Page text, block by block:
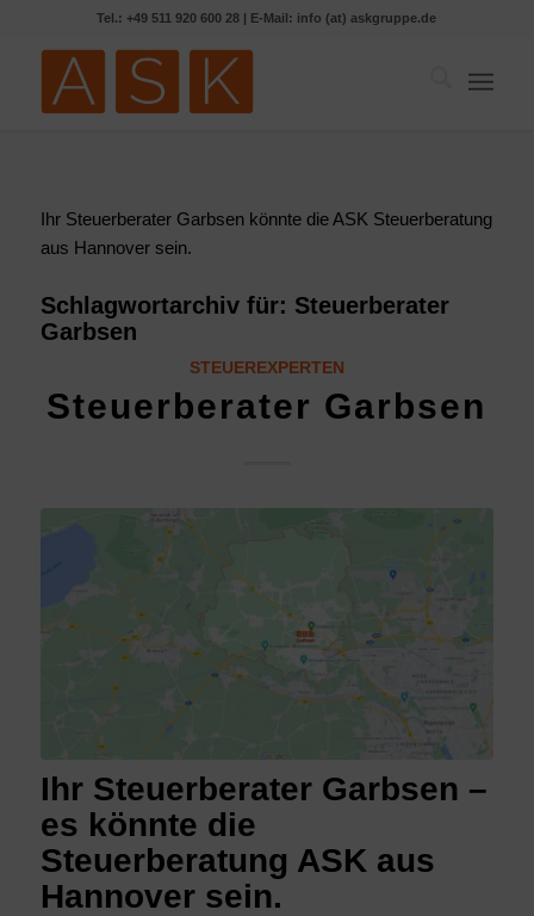
Tel.: +49 511 920 600 28 | E-Mail: info (at) askgruppe.de
Ihr Steuerberater Garbsen könnte die ASK Steuerberatung
aus Hannover sein.
Schlagwortarchiv für: Steuerberater
Garbsen
STEUEREXPERTEN
Steuerberater Garbsen
Ihr Steuerberater Garbsen –
es könnte die
Steuerberatung ASK aus
Hannover sein.